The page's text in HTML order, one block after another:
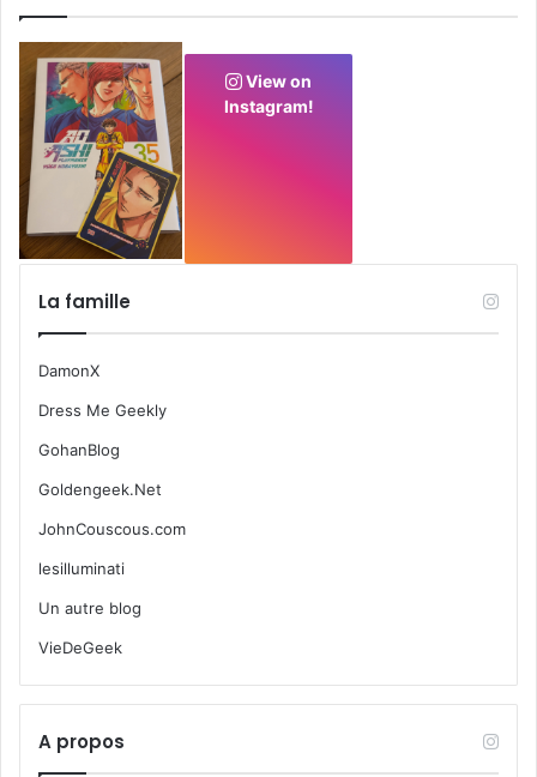
View on
Instagram!
La famille
DamonX
Dress Me Geekly
GohanBlog
Goldengeek.Net
JohnCouscous.com
lesilluminati
Un autre blog
VieDeGeek
A propos